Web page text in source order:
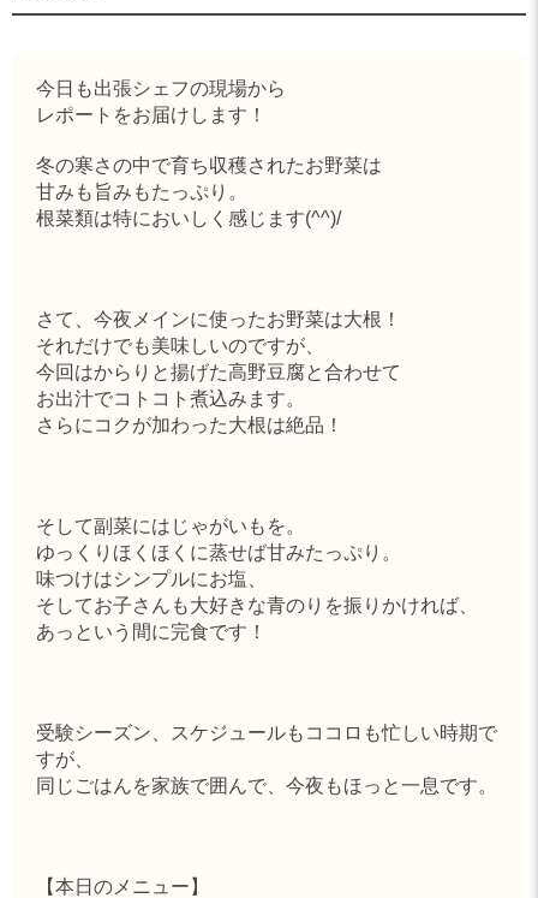
今日も出張シェフの現場から
レポートをお届けします！
冬の寒さの中で育ち収穫されたお野菜は
甘みも旨みもたっぷり。
根菜類は特においしく感じます(^^)/
さて、今夜メインに使ったお野菜は大根！
それだけでも美味しいのですが、
今回はからりと揚げた高野豆腐と合わせて
お出汁でコトコト煮込みます。
さらにコクが加わった大根は絶品！
そして副菜にはじゃがいもを。
ゆっくりほくほくに蒸せば甘みたっぷり。
味つけはシンプルにお塩、
そしてお子さんも大好きな青のりを振りかければ、
あっという間に完食です！
受験シーズン、スケジュールもココロも忙しい時期で
すが、
同じごはんを家族で囲んで、今夜もほっと一息です。
【本日のメニュー】